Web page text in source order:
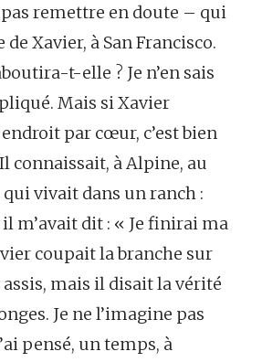
remettre en doute – qui
de Xavier, à San Francisco.
t-elle ? Je n’en sais
Mais si Xavier
par cœur, c’est bien
connaissait, à Alpine, au
vivait dans un ranch :
m’avait dit : « Je finirai ma
coupait la branche sur
mais il disait la vérité
Je ne l’imagine pas
pensé, un temps, à